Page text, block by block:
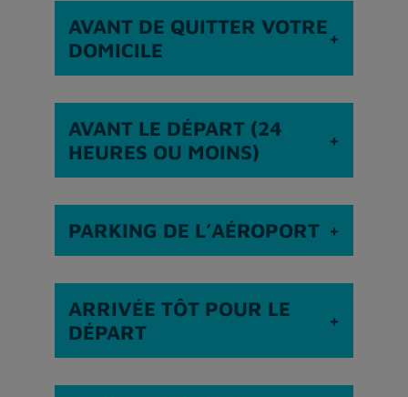
AVANT DE QUITTER VOTRE
DOMICILE
AVANT LE DÉPART (24
HEURES OU MOINS)
PARKING DE L’AÉROPORT
ARRIVÉE TÔT POUR LE
DÉPART